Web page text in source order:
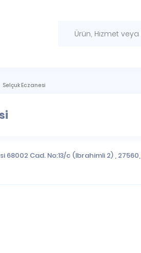
Selçuk Eczanesi
68002 Cad. No:13/c (Ibrahimli 2) , 27560,